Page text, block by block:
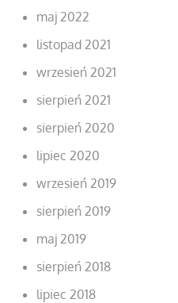
maj 2022
listopad 2021
wrzesień 2021
sierpień 2021
sierpień 2020
lipiec 2020
wrzesień 2019
sierpień 2019
maj 2019
sierpień 2018
lipiec 2018